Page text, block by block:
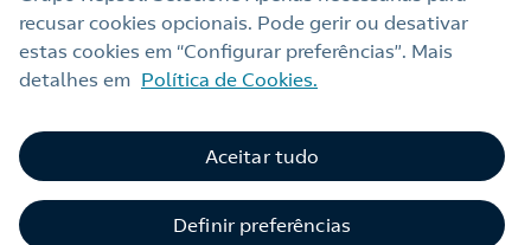
Alerta por fraude
Webs Repsol
recusar cookies opcionais. Pode gerir ou desativar
estas cookies em “Configurar preferências”. Mais
detalhes em Política de Cookies.
Definir preferências
Aceitar tudo